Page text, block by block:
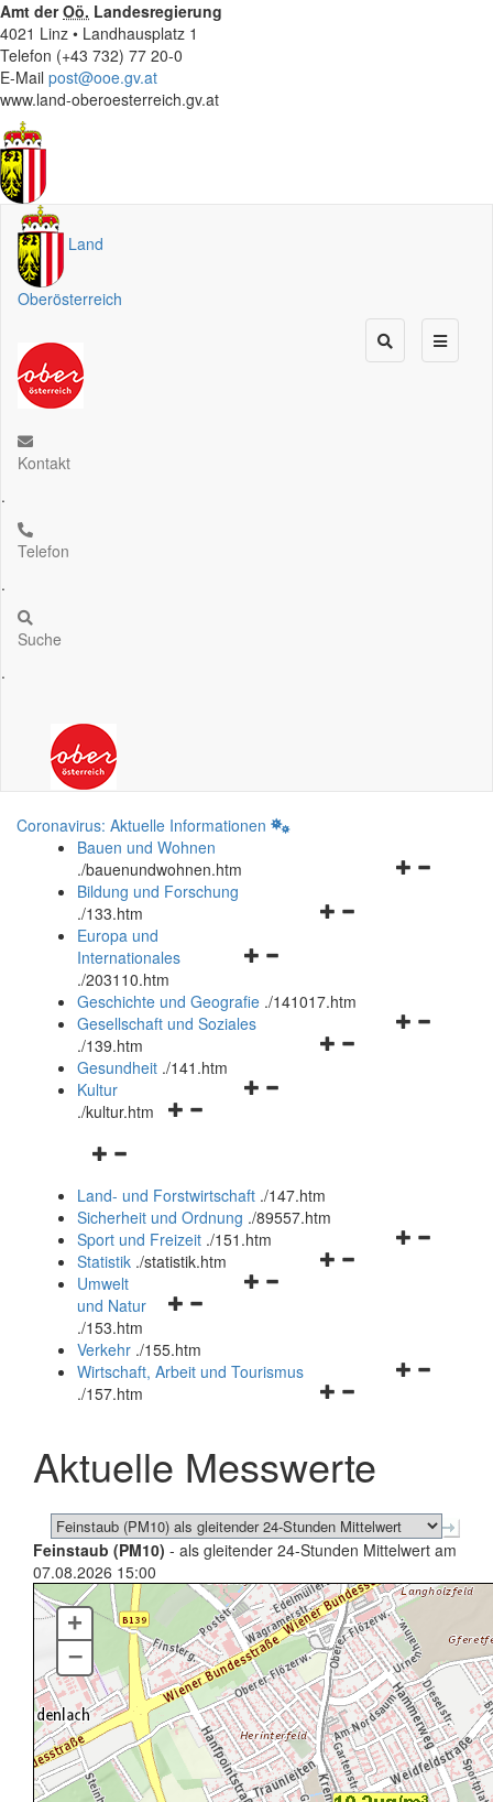
Amt derOö. Landesregierung
4021 Linz • Landhausplatz 1
Telefon (+43 732) 77 20-0
E-Mail post@ooe.gv.at
www.land-oberoesterreich.gv.at
Land
Oberösterreich
Kontakt
.
Telefon
.
Suche
.
Coronavirus: Aktuelle Informationen
Bauen und Wohnen
./bauenundwohnen.htm
Navigationsmenü
Bildung und Forschung
./133.htm
Navigationsmenü
und
schließen
Europa und
Internationales
./203110.htm
Geschichte und Geografie ./141017.htm
Navigationsmenü
Gesellschaft und Soziales
./139.htm
Navigationsmenü
Gesundheit ./141.htm
Navigationsmenü
Kultur
./kultur.htm
Navigationsmenü
und
schließen
Land- und Forstwirtschaft ./147.htm
Sicherheit und Ordnung ./89557.htm
Navigationsmenü
Sport und Freizeit ./151.htm
Navigationsmenü
Statistik ./statistik.htm
Navigationsmenü
und
schließen
Umwelt
und Natur
./153.htm
Verkehr ./155.htm
Navigationsmenü
schließen
Wirtschaft, Arbeit und Tourismus
./157.htm
Aktuelle Messwerte
Feinstaub (PM10) - als gleitender 24-Stunden Mittelwert am
07.08.2026 15:00
+
–